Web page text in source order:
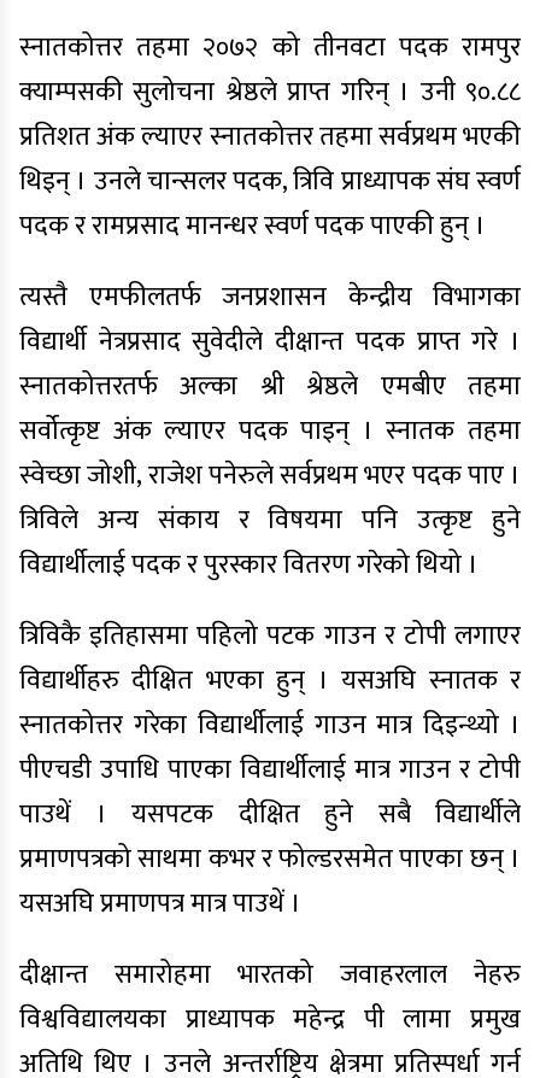
स्नातकोत्तर तहमा २०७२ को तीनवटा पदक रामपुर
क्याम्पसकी सुलोचना श्रेष्ठले प्राप्त गरिन् । उनी ९०.८८
प्रतिशत अंक ल्याएर स्नातकोत्तर तहमा सर्वप्रथम भएकी
थिइन् । उनले चान्सलर पदक, त्रिवि प्राध्यापक संघ स्वर्ण
पदक र रामप्रसाद मानन्धर स्वर्ण पदक पाएकी हुन् ।
त्यस्तै एमफीलतर्फ जनप्रशासन केन्द्रीय विभागका
विद्यार्थी नेत्रप्रसाद सुवेदीले दीक्षान्त पदक प्राप्त गरे ।
स्नातकोत्तरतर्फ अल्का श्री श्रेष्ठले एमबीए तहमा
सर्वोत्कृष्ट अंक ल्याएर पदक पाइन् । स्नातक तहमा
स्वेच्छा जोशी, राजेश पनेरुले सर्वप्रथम भएर पदक पाए ।
त्रिविले अन्य संकाय र विषयमा पनि उत्कृष्ट हुने
विद्यार्थीलाई पदक र पुरस्कार वितरण गरेको थियो ।
त्रिविकै इतिहासमा पहिलो पटक गाउन र टोपी लगाएर
विद्यार्थीहरु दीक्षित भएका हुन् । यसअघि स्नातक र
स्नातकोत्तर गरेका विद्यार्थीलाई गाउन मात्र दिइन्थ्यो ।
पीएचडी उपाधि पाएका विद्यार्थीलाई मात्र गाउन र टोपी
पाउथें । यसपटक दीक्षित हुने सबै विद्यार्थीले
प्रमाणपत्रको साथमा कभर र फोल्डरसमेत पाएका छन् ।
यसअघि प्रमाणपत्र मात्र पाउथें ।
दीक्षान्त समारोहमा भारतको जवाहरलाल नेहरु
विश्वविद्यालयका प्राध्यापक महेन्द्र पी लामा प्रमुख
अतिथि थिए । उनले अन्तर्राष्ट्रिय क्षेत्रमा प्रतिस्पर्धा गर्न